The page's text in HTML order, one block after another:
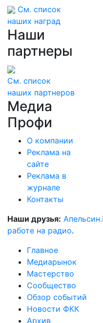
См. список
наших наград
Наши
партнеры
См. список
наших партнеров
Медиа
Профи
О компании
Реклама на
сайте
Реклама в
журнале
Контакты
Наши друзья:
работе на радио.
Главное
Медиарынок
Мастерство
Сообщество
Обзор событий
Новости ФКК
Архив